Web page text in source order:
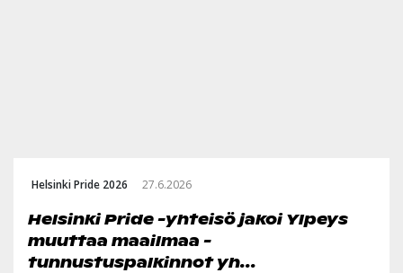
Helsinki Pride 2026 27.6.2026
Helsinki Pride -yhteisö jakoi Ylpeys
muuttaa maailmaa -
tunnustuspalkinnot yh...